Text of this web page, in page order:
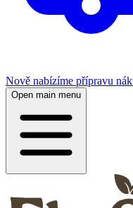
Nově nabízíme přípravu
Open main menu